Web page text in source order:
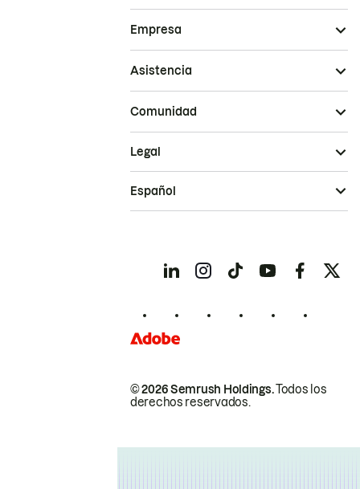
Empresa
Asistencia
Comunidad
© 2026 Semrush Holdings.Todos los
derechos reservados.
Legal
Español